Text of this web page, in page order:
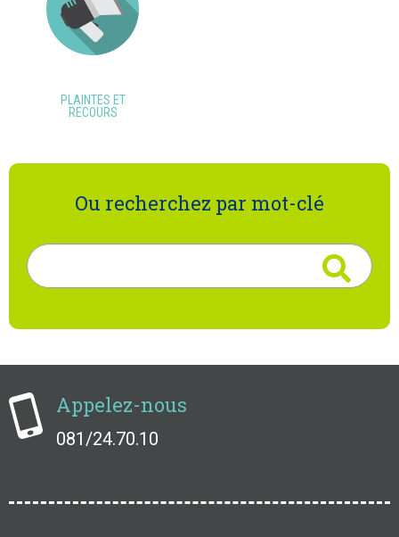
PLAINTES ET
RECOURS
Ou recherchez par mot-clé
Rechercher
Appelez-nous
081/24.70.10